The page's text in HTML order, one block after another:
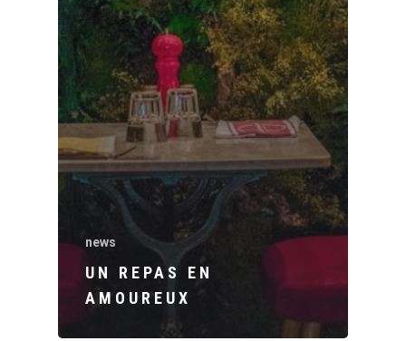
news
UN REPAS EN
AMOUREUX